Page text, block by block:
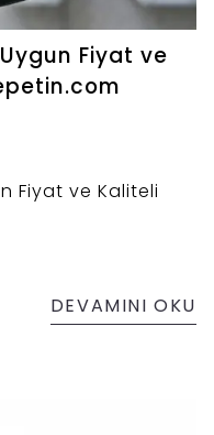
Fiyat ve
Fiyat ve Kaliteli
DEVAMINI OKU